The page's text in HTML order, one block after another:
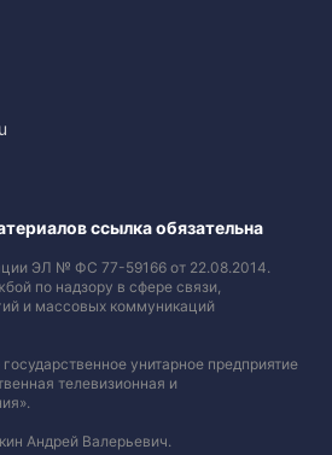
ссылка обязательна
ЭЛ № ФС 77-59166 от 22.08.2014.
по надзору в сфере связи,
и массовых коммуникаций
унитарное предприятие
телевизионная и
Андрей Валерьевич.